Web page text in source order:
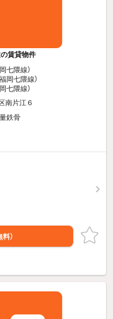
賃貸物件
七隈線）
岡七隈線）
七隈線）
南片江６
鉄骨
料）